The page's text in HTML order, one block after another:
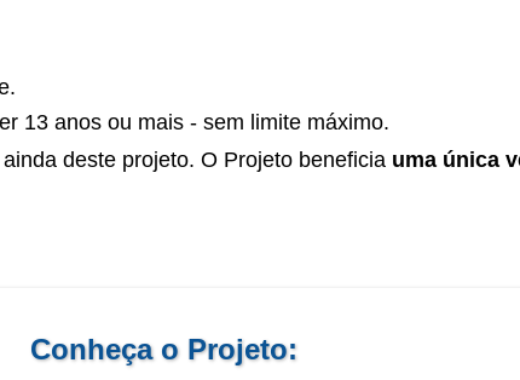
13 anos ou mais - sem limite máximo.
deste projeto. O Projeto beneficia uma única